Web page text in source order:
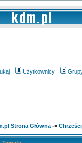
Użytkownicy
Strona Główna ->